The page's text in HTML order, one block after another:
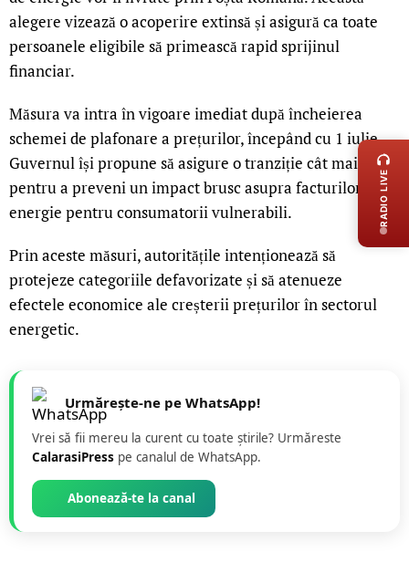
alegere vizează o acoperire extinsă și asigură ca toate
persoanele eligibile să primească rapid sprijinul
financiar.
Măsura va intra în vigoare imediat după încheierea
schemei de plafonare a prețurilor, începând cu 1 iulie.
Guvernul își propune să asigure o tranziție cât mai lină,
pentru a preveni un impact brusc asupra facturilor de
energie pentru consumatorii vulnerabili.
Prin aceste măsuri, autoritățile intenționează să
protejeze categoriile defavorizate și să atenueze
efectele economice ale creșterii prețurilor în sectorul
energetic.
Urmărește-ne pe WhatsApp!
Vrei să fii mereu la curent cu toate știrile? Urmăreste
CalarasiPress pe canalul de WhatsApp.
Abonează-te la canal
RADIO LIVE